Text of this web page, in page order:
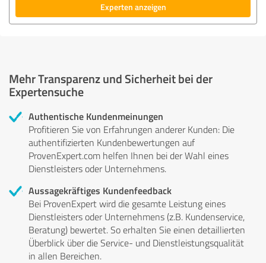
Experten anzeigen
Mehr Transparenz und Sicherheit bei der
Expertensuche
Authentische Kundenmeinungen
Profitieren Sie von Erfahrungen anderer Kunden: Die
authentifizierten Kundenbewertungen auf
ProvenExpert.com helfen Ihnen bei der Wahl eines
Dienstleisters oder Unternehmens.
Aussagekräftiges Kundenfeedback
Bei ProvenExpert wird die gesamte Leistung eines
Dienstleisters oder Unternehmens (z.B. Kundenservice,
Beratung) bewertet. So erhalten Sie einen detaillierten
Überblick über die Service- und Dienstleistungsqualität
in allen Bereichen.